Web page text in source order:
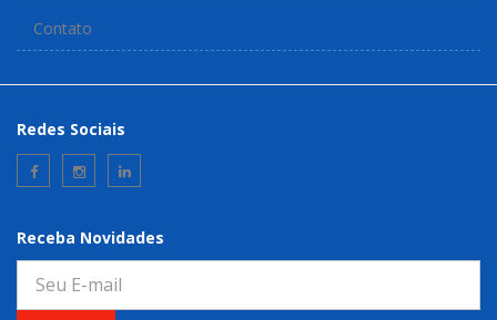
Contato
Redes Sociais
Receba Novidades